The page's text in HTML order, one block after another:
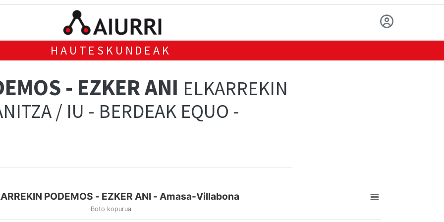
HAUTESKUNDEAK
- EZKER ANI ELKARREKIN
/ IU - BERDEAK EQUO -
PODEMOS - EZKER ANI - Amasa-Villabona
Boto kopurua